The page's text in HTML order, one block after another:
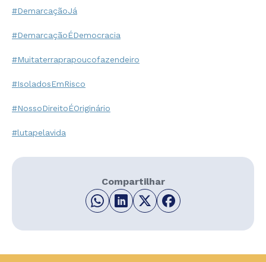
#DemarcaçãoJá
#DemarcaçãoÉDemocracia
#Muitaterraprapoucofazendeiro
#IsoladosEmRisco
#NossoDireitoÉOriginário
#lutapelavida
Compartilhar